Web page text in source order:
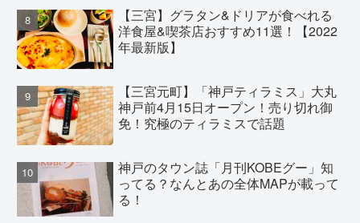
【三宮】グラタン&ドリアが食べれる
洋食屋&喫茶店おすすめ11選！【2022
年最新版】
【三宮元町】「神戸ティラミス」大丸
神戸前4月15日オープン！売り切れ御
免！究極のティラミスで話題
神戸のタウン誌「月刊KOBEグー」知
ってる？なんとあの全体MAPが載って
る！